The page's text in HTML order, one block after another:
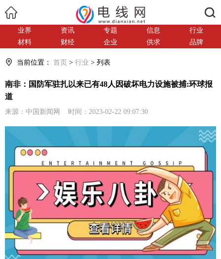
业界 资讯 专题 信息
行业
材料
财经 企业 供求 品牌
当前位置： 首页 > 行业 > 列表
南非：国防军驻扎以来已有48人因破坏电力设施被捕:环球报
道
来源：中国新闻网 时间：2023-02-22 09:07:30